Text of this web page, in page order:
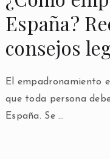
España?
consejos
El empadronamiento
que toda persona
España. Se …